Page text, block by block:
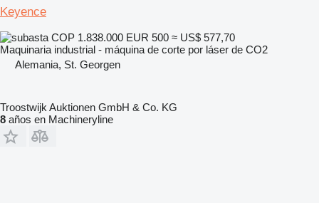
Keyence
COP 1.838.000 EUR 500 ≈ US$ 577,70
Maquinaria industrial - máquina de corte por láser de CO2
Alemania, St. Georgen
Troostwijk Auktionen GmbH & Co. KG
8 años en Machineryline